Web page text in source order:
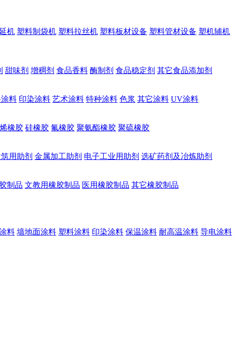
机 塑料制袋机 塑料拉丝机 塑料板材设备 塑料管材设备 塑机辅机
甜味剂 增稠剂 食品香料 酶制剂 食品稳定剂 其它食品添加剂
料 印染涂料 艺术涂料 特种涂料 色浆 其它涂料 UV涂料
橡胶 硅橡胶 氟橡胶 聚氨酯橡胶 聚硫橡胶
用助剂 金属加工助剂 电子工业用助剂 选矿药剂及冶炼助剂
制品 文教用橡胶制品 医用橡胶制品 其它橡胶制品
料 墙地面涂料 塑料涂料 印染涂料 保温涂料 耐高温涂料 导电涂料